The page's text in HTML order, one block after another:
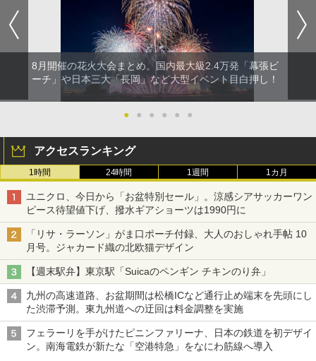
8月開催の花火大会まとめ。国内最大級2.4万発「幕張ビ
ーチ」や日本三大「長岡」など大型イベント目白押し！
● ● ● ● ● ●
アクセスランキング
1時間 24時間 1週間 1カ月
ユニクロ、今日から「お盆特別セール」。涼感シアサッカーワン
ピース待望値下げ、撥水ギアショーツは1990円に
「リサ・ラーソン」がま口ポーチ付録、大人のおしゃれ手帖 10
月号。ジャカード織の北欧猫デザイン
【週末駅弁】東京駅「Suicaのペンギン チキンのり弁」
九州の高速道路、お盆期間は松橋ICなど通行止め端末を先頭にし
た渋滞予測。東九州道への迂回は料金調整を実施
フェラーリを手がけたピニンファリーナ、日本の鉄道を初デザイ
ン。南海電鉄が新たな「空港特急」をなにわ筋線へ導入